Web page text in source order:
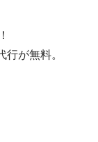
が無料。